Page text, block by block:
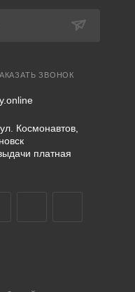
ЗВОНОК
Космонавтов,
платная